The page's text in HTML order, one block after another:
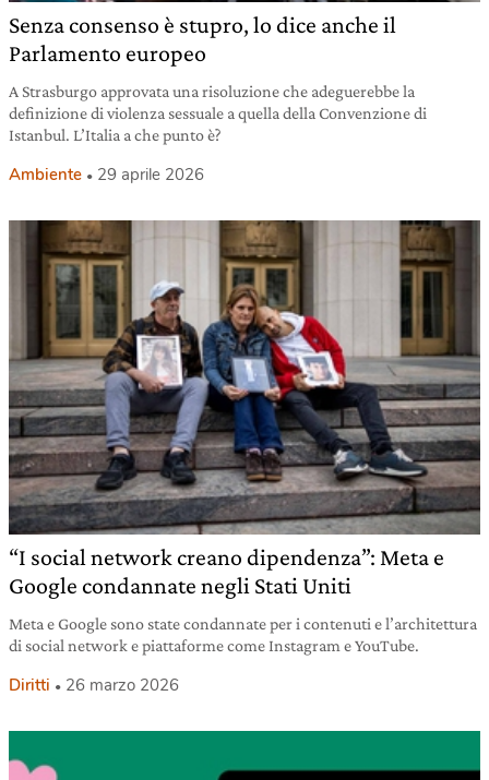
Senza consenso è stupro, lo dice anche il
Parlamento europeo
A Strasburgo approvata una risoluzione che adeguerebbe la
definizione di violenza sessuale a quella della Convenzione di
Istanbul. L’Italia a che punto è?
Ambiente 29 aprile 2026
“I social network creano dipendenza”: Meta e
Google condannate negli Stati Uniti
Meta e Google sono state condannate per i contenuti e l’architettura
di social network e piattaforme come Instagram e YouTube.
Diritti 26 marzo 2026